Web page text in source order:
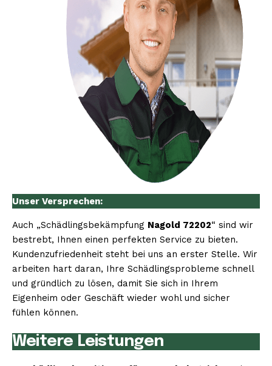
Unser Versprechen:
Auch „Schädlingsbekämpfung Nagold 72202“ sind wir
bestrebt, Ihnen einen perfekten Service zu bieten.
Kundenzufriedenheit steht bei uns an erster Stelle. Wir
arbeiten hart daran, Ihre Schädlingsprobleme schnell
und gründlich zu lösen, damit Sie sich in Ihrem
Eigenheim oder Geschäft wieder wohl und sicher
fühlen können.
Weitere Leistungen